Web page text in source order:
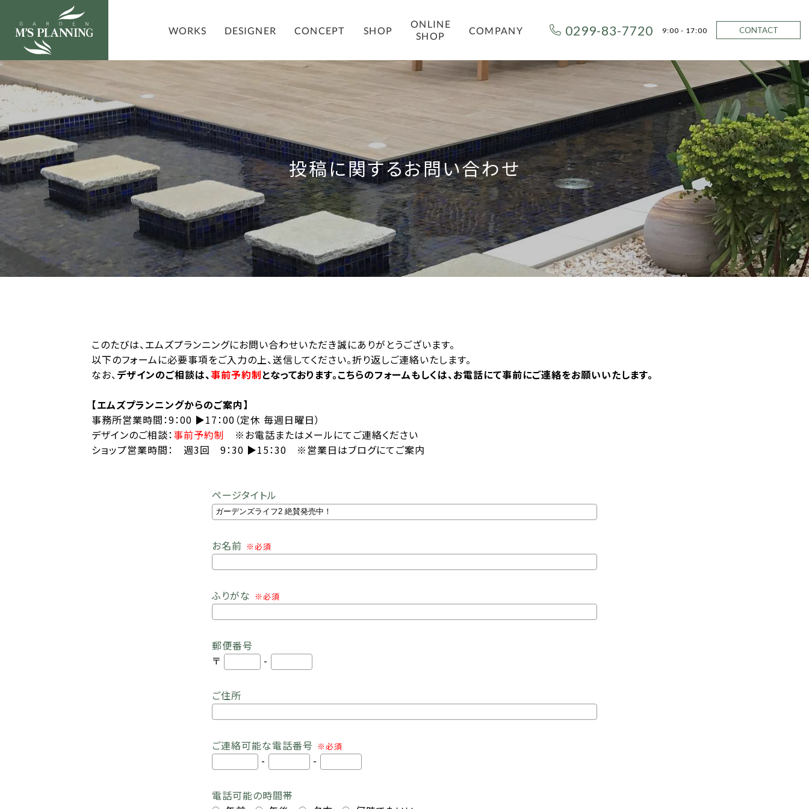
WORKS DESIGNER CONCEPT SHOP
ONLINE
SHOP COMPANY 0299-83-7720 9:00 - 17:00 CONTACT
投稿に関するお問い合わせ
このたびは、エムズプランニングにお問い合わせいただき誠にありがとうございます。
以下のフォームに必要事項をご入力の上、送信してください。折り返しご連絡いたします。
なお、デザインのご相談は、事前予約制となっております。こちらのフォームもしくは、お電話にて事前にご連絡をお願いいたします。
【エムズプランニングからのご案内】
事務所営業時間：9：00 ▶︎17：00（定休 毎週日曜日）
デザインのご相談：事前予約制 ※お電話またはメールにてご連絡ください
ショップ営業時間： 週3回 9：30 ▶︎15：30 ※営業日はブログにてご案内
ページタイトル
お名前 ※必須
ふりがな ※必須
郵便番号
〒
-
ご住所
ご連絡可能な電話番号 ※必須
- -
電話可能の時間帯